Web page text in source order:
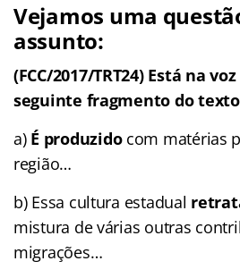
Vejamos uma
assunto:
(FCC/2017/TRT24) Está na
seguinte fragmento do
a) É produzidocom matérias
região…
b) Essa cultura estadual
mistura de várias outras
migrações…